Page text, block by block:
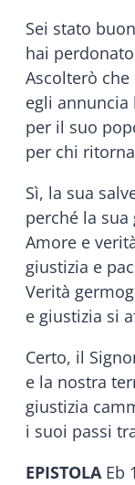
Sei stato
hai
Ascolterò
egli annuncia
per il suo
per chi
Sì, la sua
perché la
Amore e
giustizia e
Verità
e giustizia si
Certo, il
e la nostra
giustizia
i suoi passi
EPISTOLA Eb